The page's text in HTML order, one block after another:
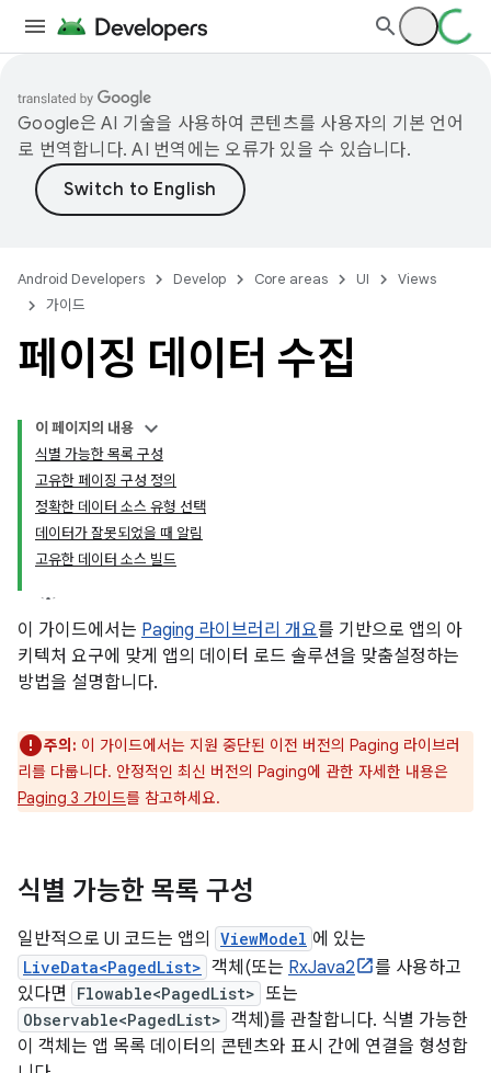
Google은 AI 기술을 사용하여 콘텐츠를 사용자의 기본 언어
로 번역합니다. AI 번역에는 오류가 있을 수 있습니다.
Android Developers Develop Core areas UI
Views
가이드
페이징 데이터 수집
이 페이지의 내용
식별 가능한 목록 구성
고유한 페이징 구성 정의
정확한 데이터 소스 유형 선택
데이터가 잘못되었을 때 알림
고유한 데이터 소스 빌드
이 가이드에서는 Paging 라이브러리 개요를 기반으로 앱의 아
키텍처 요구에 맞게 앱의 데이터 로드 솔루션을 맞춤설정하는
방법을 설명합니다.
주의: 이 가이드에서는 지원 중단된 이전 버전의 Paging 라이브러
리를 다룹니다. 안정적인 최신 버전의 Paging에 관한 자세한 내용은
Paging 3 가이드를 참고하세요.
식별 가능한 목록 구성
일반적으로 UI 코드는 앱의 ViewModel 에 있는
LiveData<PagedList> 객체(또는 RxJava2
를 사용하고
있다면
Flowable<PagedList> 또는
Observable<PagedList> 객체)를 관찰합니다. 식별 가능한
이 객체는 앱 목록 데이터의 콘텐츠와 표시 간에 연결을 형성합